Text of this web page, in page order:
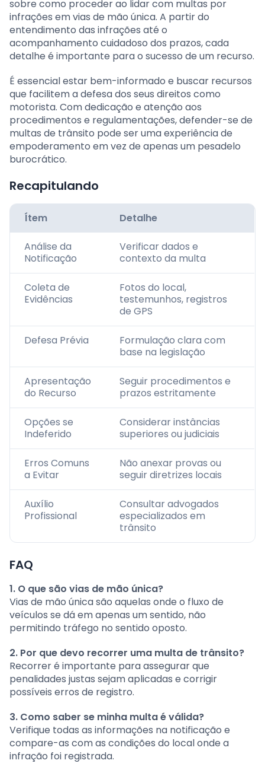
sobre como proceder ao lidar com multas por
infrações em vias de mão única. A partir do
entendimento das infrações até o
acompanhamento cuidadoso dos prazos, cada
detalhe é importante para o sucesso de um recurso.
É essencial estar bem-informado e buscar recursos
que facilitem a defesa dos seus direitos como
motorista. Com dedicação e atenção aos
procedimentos e regulamentações, defender-se de
multas de trânsito pode ser uma experiência de
empoderamento em vez de apenas um pesadelo
burocrático.
Recapitulando
Ítem Detalhe
Análise da
Notificação
Verificar dados e
contexto da multa
Coleta de
Evidências
Fotos do local,
testemunhos, registros
de GPS
Defesa Prévia
Formulação clara com
base na legislação
Apresentação
do Recurso
Seguir procedimentos e
prazos estritamente
Opções se
Indeferido
Considerar instâncias
superiores ou judiciais
Erros Comuns
a Evitar
Não anexar provas ou
seguir diretrizes locais
Auxílio
Profissional
Consultar advogados
especializados em
trânsito
FAQ
1. O que são vias de mão única?
Vias de mão única são aquelas onde o fluxo de
veículos se dá em apenas um sentido, não
permitindo tráfego no sentido oposto.
2. Por que devo recorrer uma multa de trânsito?
Recorrer é importante para assegurar que
penalidades justas sejam aplicadas e corrigir
possíveis erros de registro.
3. Como saber se minha multa é válida?
Verifique todas as informações na notificação e
compare-as com as condições do local onde a
infração foi registrada.